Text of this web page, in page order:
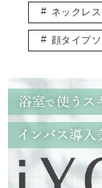
ネックレス
顔タイプ